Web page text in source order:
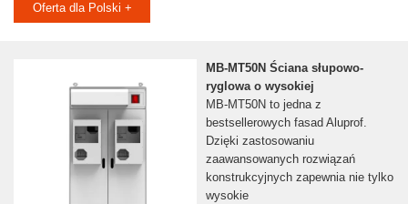
Oferta dla Polski +
MB-MT50N Ściana słupowo-
ryglowa o wysokiej
MB-MT50N to jedna z
bestsellerowych fasad Aluprof.
Dzięki zastosowaniu
zaawansowanych rozwiązań
konstrukcyjnych zapewnia nie tylko
wysokie